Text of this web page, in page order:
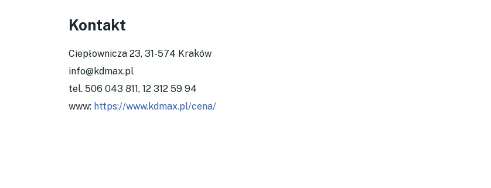
Kontakt
Ciepłownicza 23, 31-574 Kraków
info@kdmax.pl
tel. 506 043 811, 12 312 59 94
www: https://www.kdmax.pl/cena/